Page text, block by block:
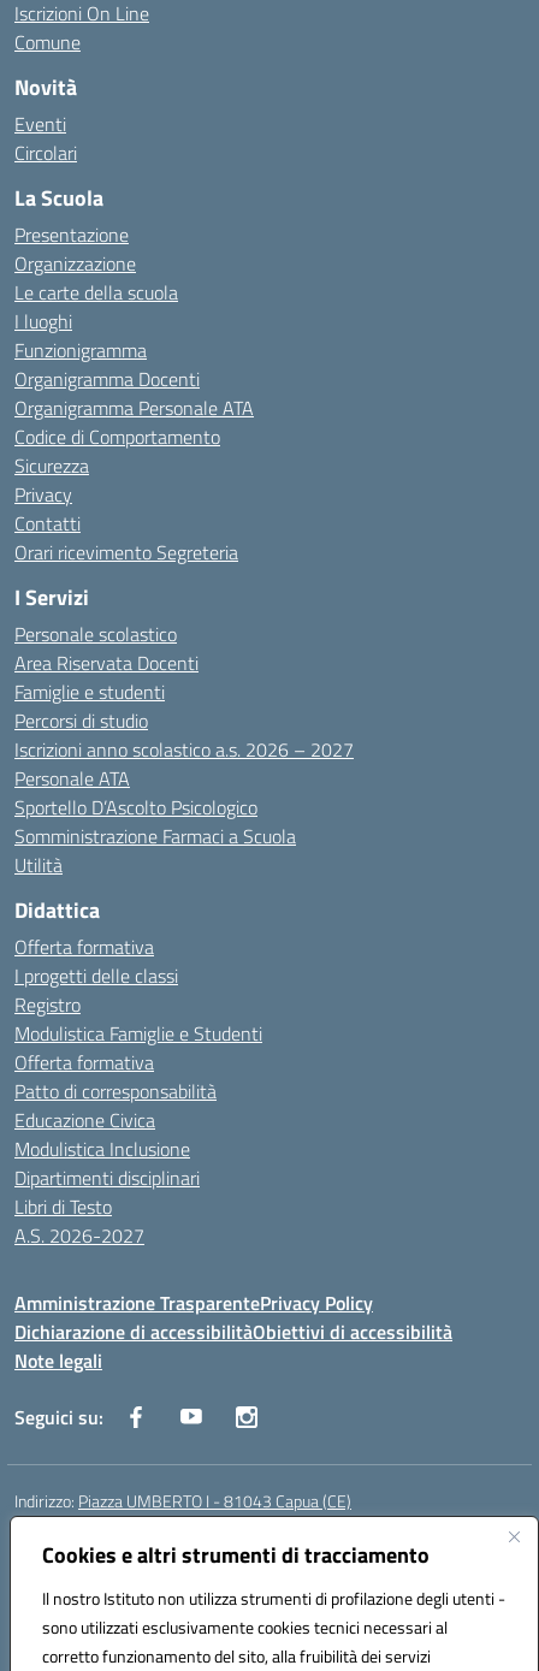
Cookies e altri strumenti di tracciamento
Il nostro Istituto non utilizza strumenti di profilazione degli utenti -
sono utilizzati esclusivamente cookies tecnici necessari al
corretto funzionamento del sito, alla fruibilità dei servizi
Iscrizioni On Line
Comune
Novità
Eventi
Circolari
La Scuola
Presentazione
Organizzazione
Le carte della scuola
I luoghi
Funzionigramma
Organigramma Docenti
Organigramma Personale ATA
Codice di Comportamento
Sicurezza
Privacy
Contatti
Orari ricevimento Segreteria
I Servizi
Personale scolastico
Area Riservata Docenti
Famiglie e studenti
Percorsi di studio
Iscrizioni anno scolastico a.s. 2026 – 2027
Personale ATA
Sportello D’Ascolto Psicologico
Somministrazione Farmaci a Scuola
Utilità
Didattica
Offerta formativa
I progetti delle classi
Registro
Modulistica Famiglie e Studenti
Offerta formativa
Patto di corresponsabilità
Educazione Civica
Modulistica Inclusione
Dipartimenti disciplinari
Libri di Testo
A.S. 2026-2027
Amministrazione TrasparentePrivacy Policy
Dichiarazione di accessibilitàObiettivi di accessibilità
Note legali
Seguici su:
Indirizzo: Piazza UMBERTO I - 81043 Capua (CE)
Centralino:
Posta elettronica certificata (PEC):cepm03000d@pec.istruzione.it
Codice fiscale: 93034560610
Codice meccanografico:CEPM03000D
Codice Indice delle Pubbliche Amministrazioni (IPA): istsc_cepm03000d